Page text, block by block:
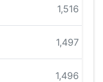
1,516 pts
1,497 pts
1,496 pts